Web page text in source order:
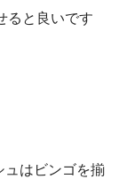
ると良いです
ュはビンゴを揃